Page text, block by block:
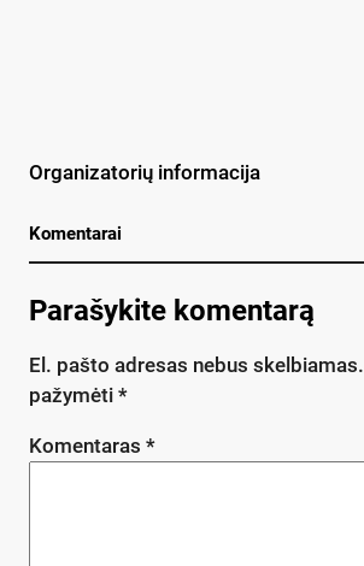
Organizatorių informacija
Komentarai
Parašykite komentarą
El. pašto adresas nebus skelbiamas.
pažymėti *
Komentaras *